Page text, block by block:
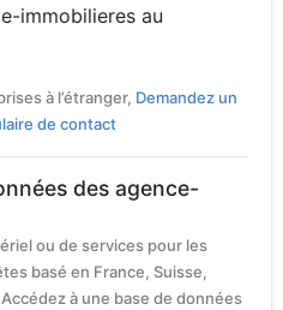
immobilieres au
à l’étranger, Demandez un
de contact
des agence-
ou de services pour les
basé en France, Suisse,
à une base de données